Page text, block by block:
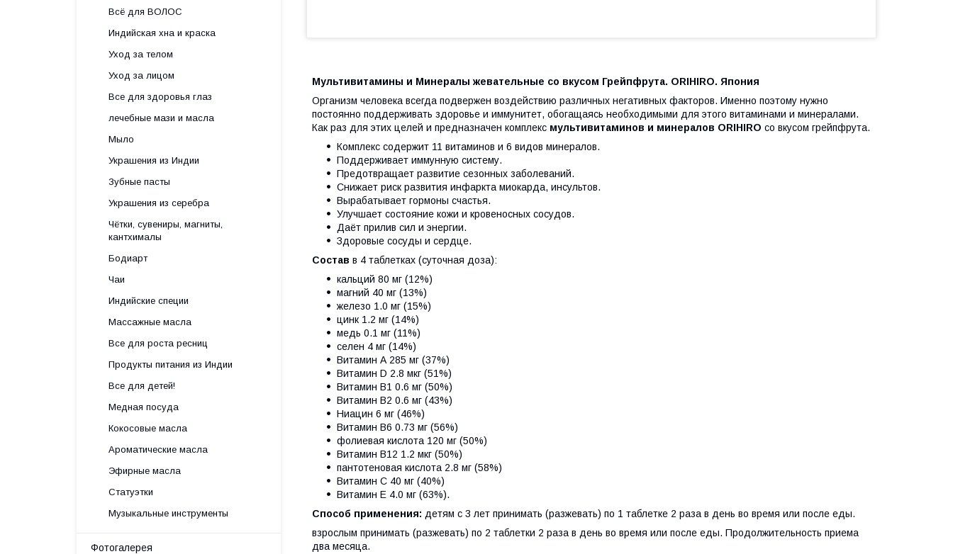
Мультивитамины и Минералы жевательные со вкусом Грейпфрута. ORIHIRO. Япония
Организм человека всегда подвержен воздействию различных негативных факторов. Именно поэтому нужно
постоянно поддерживать здоровье и иммунитет, обогащаясь необходимыми для этого витаминами и минералами.
Как раз для этих целей и предназначен комплекс мультивитаминов и минералов ORIHIRO со вкусом грейпфрута.
Комплекс содержит 11 витаминов и 6 видов минералов.
Поддерживает иммунную систему.
Предотвращает развитие сезонных заболеваний.
Снижает риск развития инфаркта миокарда, инсультов.
Вырабатывает гормоны счастья.
Улучшает состояние кожи и кровеносных сосудов.
Даёт прилив сил и энергии.
Здоровые сосуды и сердце.
Состав в 4 таблетках (суточная доза):
кальций 80 мг (12%)
магний 40 мг (13%)
железо 1.0 мг (15%)
цинк 1.2 мг (14%)
медь 0.1 мг (11%)
селен 4 мг (14%)
Витамин А 285 мг (37%)
Витамин D 2.8 мкг (51%)
Витамин В1 0.6 мг (50%)
Витамин В2 0.6 мг (43%)
Ниацин 6 мг (46%)
Витамин В6 0.73 мг (56%)
фолиевая кислота 120 мг (50%)
Витамин В12 1.2 мкг (50%)
пантотеновая кислота 2.8 мг (58%)
Витамин C 40 мг (40%)
Витамин Е 4.0 мг (63%).
Способ применения: детям с 3 лет принимать (разжевать) по 1 таблетке 2 раза в день во время или после еды.
взрослым принимать (разжевать) по 2 таблетки 2 раза в день во время или после еды. Продолжительность приема
два месяца.
Всё для ВОЛОС
Индийская хна и краска
Уход за телом
Уход за лицом
Все для здоровья глаз
лечебные мази и масла
Мыло
Украшения из Индии
Зубные пасты
Украшения из серебра
Чётки, сувениры, магниты,
кантхималы
Бодиарт
Чаи
Индийские специи
Массажные масла
Все для роста ресниц
Продукты питания из Индии
Все для детей!
Медная посуда
Кокосовые масла
Ароматические масла
Эфирные масла
Статуэтки
Музыкальные инструменты
Фотогалерея